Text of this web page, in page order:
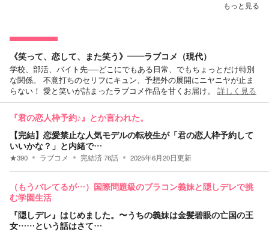
もっと見る
《笑って、恋して、また笑う》——ラブコメ（現代）
学校、部活、バイト先──どこにでもある日常、でもちょっとだけ特別
な関係。 不意打ちのセリフにキュン、予想外の展開にニヤニヤが止ま
らない！ 愛と笑いが詰まったラブコメ作品を甘くお届け。
詳しく見る
『君の恋人枠予約♪』とか言われた。
【完結】恋愛禁止な人気モデルの転校生が「君の恋人枠予約して
いいかな？」と内緒で…
★390 ラブコメ 完結済76話 2025年6月20日更新
（もうバレてるが…）国際問題級のブラコン義妹と隠しデレで挑
む学園生活
『隠しデレ』はじめました。〜うちの義妹は金髪碧眼の亡国の王
女……という話はさて…